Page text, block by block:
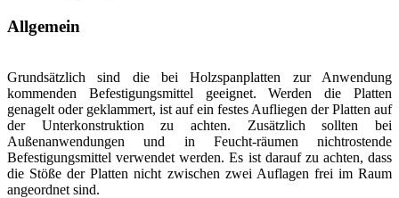
Allgemein
Grundsätzlich sind die bei Holzspanplatten zur Anwendung
kommenden Befestigungsmittel geeignet. Werden die Platten
genagelt oder geklammert, ist auf ein festes Aufliegen der Platten auf
der Unterkonstruktion zu achten. Zusätzlich sollten bei
Außenanwendungen und in Feucht-räumen nichtrostende
Befestigungsmittel verwendet werden. Es ist darauf zu achten, dass
die Stöße der Platten nicht zwischen zwei Auflagen frei im Raum
angeordnet sind.